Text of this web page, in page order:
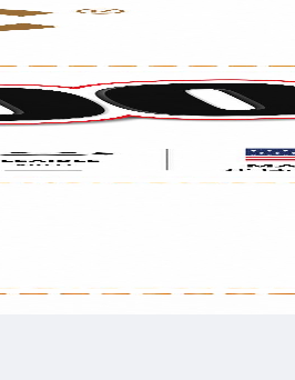
השאירו פרטים בטופס ומיד
רשמו טלפון